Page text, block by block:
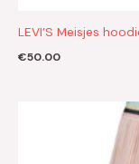
LEVI’S Meisjes
€50.00